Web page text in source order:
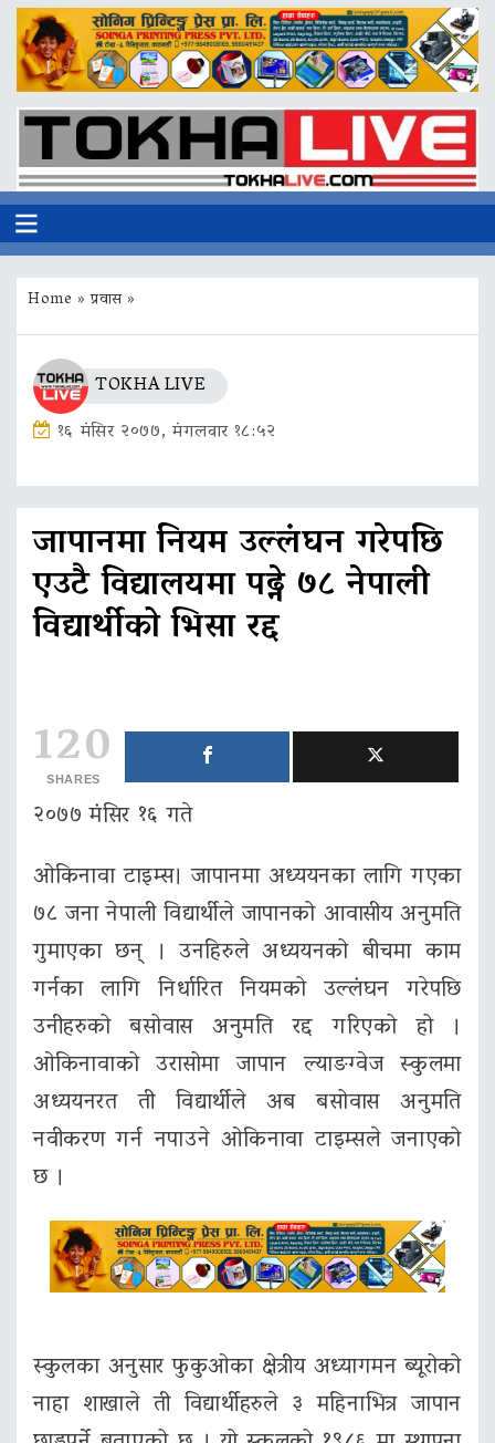
Home »प्रवास»
TOKHA LIVE
१६ मंसिर २०७७, मंगलवार १८:५२
जापानमा नियम उल्लंघन गरेपछि
एउटै विद्यालयमा पढ्ने ७८ नेपाली
विद्यार्थीको भिसा रद्द
120
SHARES
२०७७ मंसिर १६ गते
ओकिनावा टाइम्स। जापानमा अध्ययनका लागि गएका
७८ जना नेपाली विद्यार्थीले जापानको आवासीय अनुमति
गुमाएका छन् । उनहिरुले अध्ययनको बीचमा काम
गर्नका लागि निर्धारित नियमको उल्लंघन गरेपछि
उनीहरुको बसोवास अनुमति रद्द गरिएको हो ।
ओकिनावाको उरासोमा जापान ल्याङग्वेज स्कुलमा
अध्ययनरत ती विद्यार्थीले अब बसोवास अनुमति
नवीकरण गर्न नपाउने ओकिनावा टाइम्सले जनाएको
छ ।
स्कुलका अनुसार फुकुओका क्षेत्रीय अध्यागमन ब्यूरोको
नाहा शाखाले ती विद्यार्थीहरुले ३ महिनाभित्र जापान